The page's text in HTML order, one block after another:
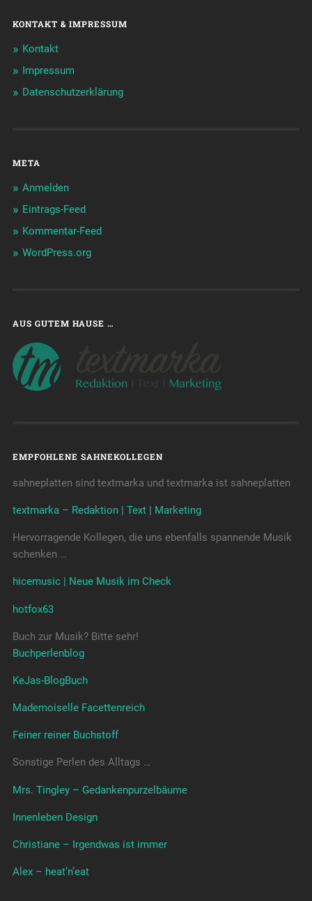
KONTAKT & IMPRESSUM
Kontakt
Impressum
Datenschutzerklärung
META
Anmelden
Eintrags-Feed
Kommentar-Feed
WordPress.org
AUS GUTEM HAUSE …
EMPFOHLENE SAHNEKOLLEGEN
sahneplatten sind textmarka und textmarka ist sahneplatten
textmarka – Redaktion | Text | Marketing
Hervorragende Kollegen, die uns ebenfalls spannende Musik
schenken …
hicemusic | Neue Musik im Check
hotfox63
Buch zur Musik? Bitte sehr!
Buchperlenblog
KeJas-BlogBuch
Mademoiselle Facettenreich
Feiner reiner Buchstoff
Sonstige Perlen des Alltags …
Mrs. Tingley – Gedankenpurzelbäume
Innenleben Design
Christiane – Irgendwas ist immer
Alex – heat’n’eat